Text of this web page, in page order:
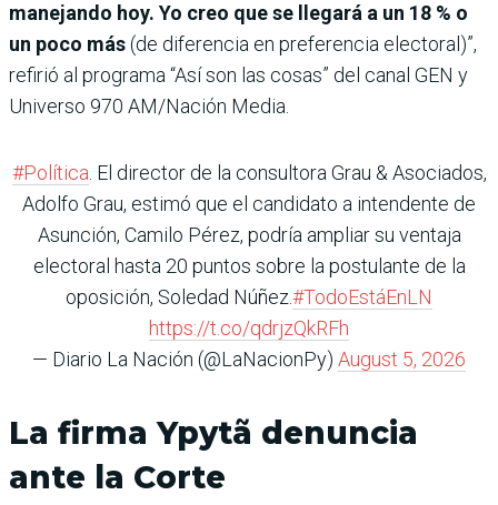
manejando hoy. Yo creo que se llegará a un 18 % o
un poco más(de diferencia en preferencia electoral)”,
refirió al programa “Así son las cosas” del canal GEN y
Universo 970 AM/Nación Media.
#Política . El director de la consultora Grau & Asociados,
Adolfo Grau, estimó que el candidato a intendente de
Asunción, Camilo Pérez, podría ampliar su ventaja
electoral hasta 20 puntos sobre la postulante de la
oposición, Soledad Núñez.#TodoEstáEnLN
https://t.co/qdrjzQkRFh
— Diario La Nación (@LaNacionPy) August 5, 2026
La firma Ypytã denuncia
ante la Corte